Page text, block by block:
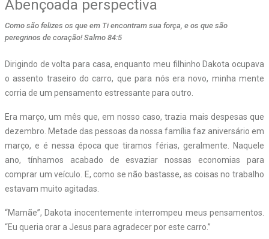
Abençoada perspectiva
Como são felizes os que em Ti encontram sua força, e os que são
peregrinos de coração! Salmo 84:5
Dirigindo de volta para casa, enquanto meu filhinho Dakota ocupava
o assento traseiro do carro, que para nós era novo, minha mente
corria de um pensamento estressante para outro.
Era março, um mês que, em nosso caso, trazia mais despesas que
dezembro. Metade das pessoas da nossa família faz aniversário em
março, e é nessa época que tiramos férias, geralmente. Naquele
ano, tínhamos acabado de esvaziar nossas economias para
comprar um veículo. E, como se não bastasse, as coisas no trabalho
estavam muito agitadas.
“Mamãe”, Dakota inocentemente interrompeu meus pensamentos.
“Eu queria orar a Jesus para agradecer por este carro.”